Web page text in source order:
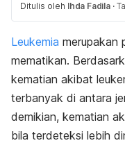
Ditulis oleh Ihda Fadila ·
Leukemia merupakan
mematikan.
kematian akibat
terbanyak di antara
demikian, kematian
bila terdeteksi lebih